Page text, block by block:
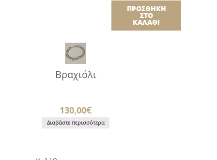
ΠΡΟΣΘΉΚΗ
ΣΤΟ
ΚΑΛΆΘΙ
Βραχιόλι
130,00€
Διαβάστε περισσότερα